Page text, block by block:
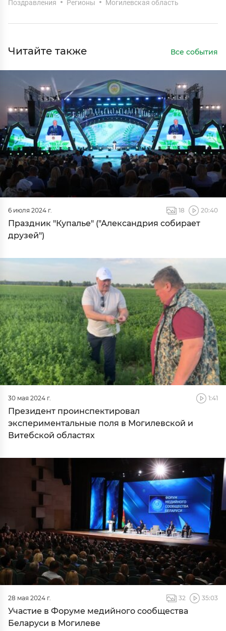
Поздравления Регионы Могилевская область
Читайте также Все события
6 июля 2024 г. 18 20:40
Праздник "Купалье" ("Александрия собирает
друзей")
30 мая 2024 г. 1:41
Президент проинспектировал
экспериментальные поля в Могилевской и
Витебской областях
28 мая 2024 г. 32 35:03
Участие в Форуме медийного сообщества
Беларуси в Могилеве